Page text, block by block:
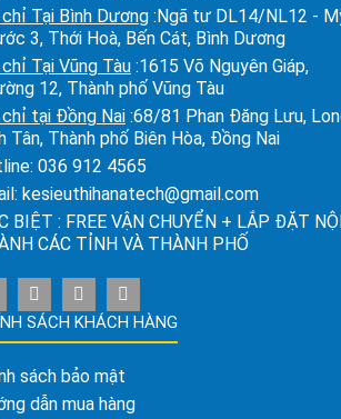
Tại Bình Dương :Ngã tư DL14/NL12 -
3, Thới Hoà, Bến Cát, Bình Dương
Tại Vũng Tàu :1615 Võ Nguyên Giáp,
12, Thành phố Vũng Tàu
tại Đồng Nai :68/81 Phan Đăng Lưu,
Tân, Thành phố Biên Hòa, Đồng Nai
036 912 4565
kesieuthihanatech@gmail.com
BIỆT : FREE VẬN CHUYỂN + LẮP ĐẶT
CÁC TỈNH VÀ THÀNH PHỐ
SÁCH KHÁCH HÀNG
sách bảo mật
dẫn mua hàng